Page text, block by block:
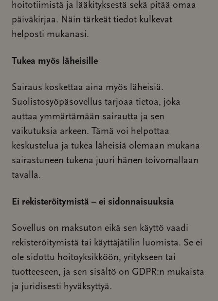
hoitotiimistä ja lääkityksestä sekä pitää omaa
päiväkirjaa. Näin tärkeät tiedot kulkevat
helposti mukanasi.
Tukea myös läheisille
Sairaus koskettaa aina myös läheisiä.
Suolistosyöpäsovellus tarjoaa tietoa, joka
auttaa ymmärtämään sairautta ja sen
vaikutuksia arkeen. Tämä voi helpottaa
keskustelua ja tukea läheisiä olemaan mukana
sairastuneen tukena juuri hänen toivomallaan
tavalla.
Ei rekisteröitymistä – ei sidonnaisuuksia
Sovellus on maksuton eikä sen käyttö vaadi
rekisteröitymistä tai käyttäjätilin luomista. Se ei
ole sidottu hoitoyksikköön, yritykseen tai
tuotteeseen, ja sen sisältö on GDPR:n mukaista
ja juridisesti hyväksyttyä.